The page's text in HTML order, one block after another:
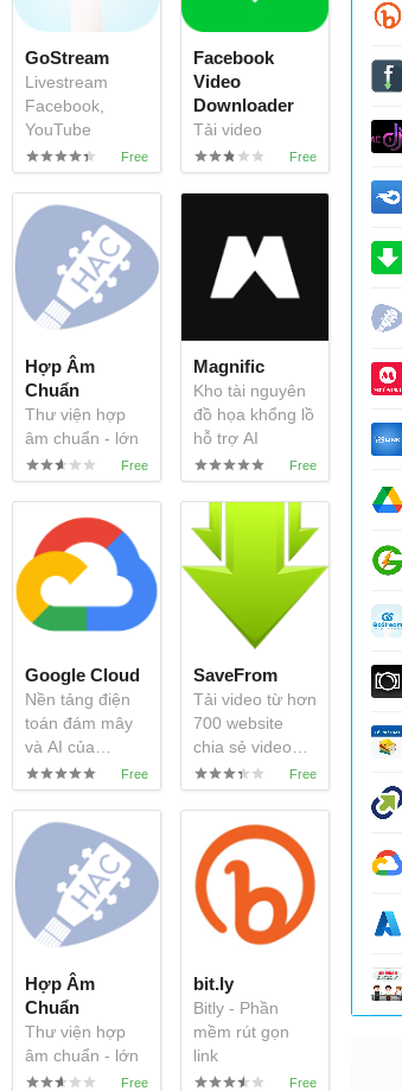
GoStream
Livestream
Facebook,
YouTube
Facebook
Video
Downloader
Tải video
Facebook miễn
phí trên trình
duyệt
Hợp Âm
Chuẩn
Thư viện hợp
âm chuẩn - lớn
nhất Việt Nam
Magnific
Kho tài nguyên
đồ họa khổng lồ
hỗ trợ AI
Google Cloud
Nền tảng điện
toán đám mây
và AI của
Google
SaveFrom
Tải video từ hơn
700 website
chia sẻ video
trực tuyến
Hợp Âm
Chuẩn
Thư viện hợp
âm chuẩn - lớn
nhất Việt Nam
bit.ly
Bitly - Phần
mềm rút gọn
link